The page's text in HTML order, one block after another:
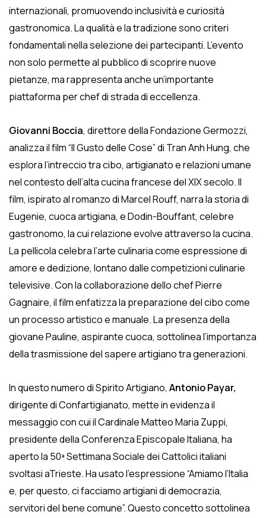
internazionali, promuovendo inclusività e curiosità
gastronomica. La qualità e la tradizione sono criteri
fondamentali nella selezione dei partecipanti. L’evento
non solo permette al pubblico di scoprire nuove
pietanze, ma rappresenta anche un’importante
piattaforma per chef di strada di eccellenza.
Giovanni Boccia, direttore della Fondazione Germozzi,
analizza il film “Il Gusto delle Cose” di Tran Anh Hung, che
esplora l’intreccio tra cibo, artigianato e relazioni umane
nel contesto dell’alta cucina francese del XIX secolo. Il
film, ispirato al romanzo di Marcel Rouff, narra la storia di
Eugenie, cuoca artigiana, e Dodin-Bouffant, celebre
gastronomo, la cui relazione evolve attraverso la cucina.
La pellicola celebra l’arte culinaria come espressione di
amore e dedizione, lontano dalle competizioni culinarie
televisive. Con la collaborazione dello chef Pierre
Gagnaire, il film enfatizza la preparazione del cibo come
un processo artistico e manuale. La presenza della
giovane Pauline, aspirante cuoca, sottolinea l’importanza
della trasmissione del sapere artigiano tra generazioni.
In questo numero di Spirito Artigiano, Antonio Payar,
dirigente di Confartigianato, mette in evidenza il
messaggio con cui il Cardinale Matteo Maria Zuppi,
presidente della Conferenza Episcopale Italiana, ha
aperto la 50ª Settimana Sociale dei Cattolici italiani
svoltasi aTrieste. Ha usato l’espressione “Amiamo l’Italia
e, per questo, ci facciamo artigiani di democrazia,
servitori del bene comune”. Questo concetto sottolinea